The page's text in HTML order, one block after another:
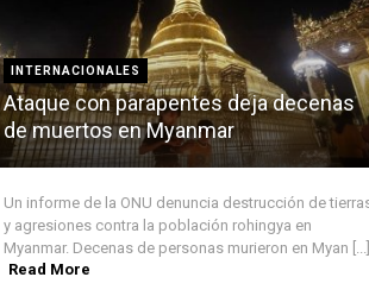
INTERNACIONALES
Ataque con parapentes deja decenas
de muertos en Myanmar
Un informe de la ONU denuncia destrucción de
y agresiones contra la población rohingya en
Myanmar. Decenas de personas murieron en Myan [...]
Read More